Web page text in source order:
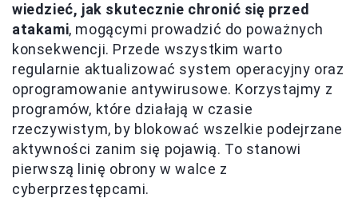
wiedzieć, jak skutecznie chronić się przed
atakami, mogącymi prowadzić do poważnych
konsekwencji. Przede wszystkim warto
regularnie aktualizować system operacyjny oraz
oprogramowanie antywirusowe. Korzystajmy z
programów, które działają w czasie
rzeczywistym, by blokować wszelkie podejrzane
aktywności zanim się pojawią. To stanowi
pierwszą linię obrony w walce z
cyberprzestępcami.